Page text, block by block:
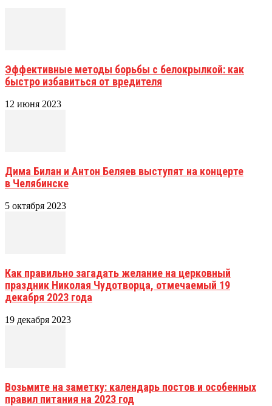
Эффективные методы борьбы с белокрылкой: как
быстро избавиться от вредителя
12 июня 2023
Дима Билан и Антон Беляев выступят на концерте
в Челябинске
5 октября 2023
Как правильно загадать желание на церковный
праздник Николая Чудотворца, отмечаемый 19
декабря 2023 года
19 декабря 2023
Возьмите на заметку: календарь постов и особенных
правил питания на 2023 год